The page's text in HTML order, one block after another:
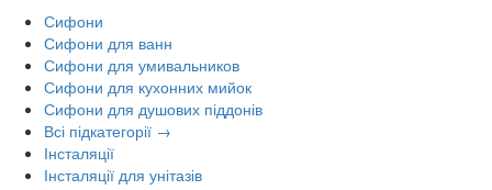
Сифони
Сифони для ванн
Сифони для умивальников
Сифони для кухонних мийок
Сифони для душових піддонів
Всі підкатегорії →
Інсталяції
Інсталяції для унітазів